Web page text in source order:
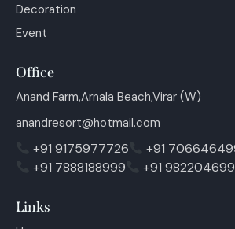
Decoration
Event
Office
Anand Farm,Arnala Beach,Virar (W)
anandresort@hotmail.com
+91 9175977726
+91
+91 7888188999
+91
Links